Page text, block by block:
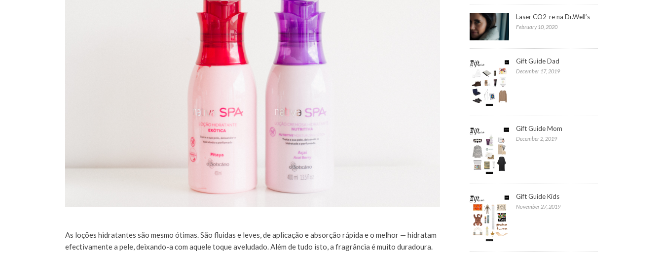
As loções hidratantes são mesmo ótimas. São fluidas e leves, de aplicação e absorção rápida e o melhor — hidratam
efectivamente a pele, deixando-a com aquele toque aveludado. Além de tudo isto, a fragrância é muito duradoura.
Laser CO2-re na Dr.Well’s
February 10, 2020
Gift Guide Dad
December 17, 2019
Gift Guide Mom
December 2, 2019
Gift Guide Kids
November 27, 2019